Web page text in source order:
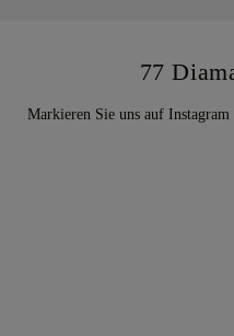
77
Markieren Sie uns auf